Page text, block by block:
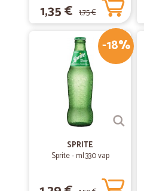
1,35 € 1,75 €
-18%
SPRITE
Sprite - ml.330 vap